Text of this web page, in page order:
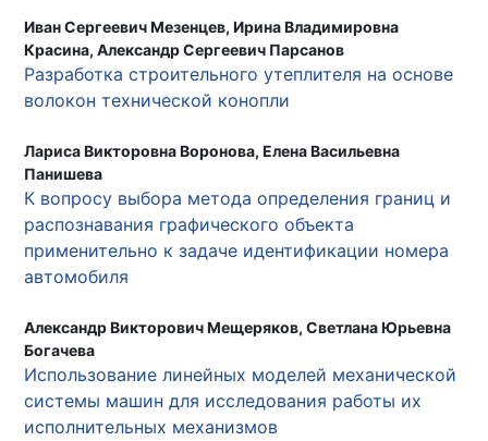
Иван Сергеевич Мезенцев, Ирина Владимировна
Красина, Александр Сергеевич Парсанов
Разработка строительного утеплителя на основе
волокон технической конопли
Лариса Викторовна Воронова, Елена Васильевна
Панишева
К вопросу выбора метода определения границ и
распознавания графического объекта
применительно к задаче идентификации номера
автомобиля
Александр Викторович Мещеряков, Светлана Юрьевна
Богачева
Использование линейных моделей механической
системы машин для исследования работы их
исполнительных механизмов